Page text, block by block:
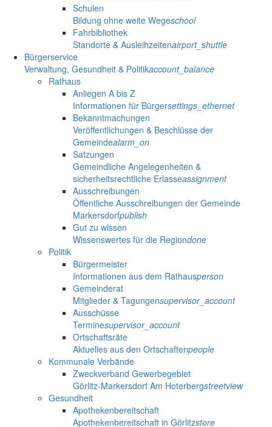
Schulen
Bildung ohne weite Wegeschool
Fahrbibliothek
Standorte & Ausleihzeitenairport_shuttle
Bürgerservice
Verwaltung, Gesundheit & Politikaccount_balance
Rathaus
Anliegen A bis Z
Informationen für Bürgersettings_ethernet
Bekanntmachungen
Veröffentlichungen & Beschlüsse der
Gemeindealarm_on
Satzungen
Gemeindliche Angelegenheiten &
sicherheitsrechtliche Erlasseassignment
Ausschreibungen
Öffentliche Ausschreibungen der Gemeinde
Markersdorfpublish
Gut zu wissen
Wissenswertes für die Regiondone
Politik
Bürgermeister
Informationen aus dem Rathausperson
Gemeinderat
Mitglieder & Tagungensupervisor_account
Ausschüsse
Terminesupervisor_account
Ortschaftsräte
Aktuelles aus den Ortschaftenpeople
Kommunale Verbände
Zweckverband Gewerbegebiet
Görlitz-Markersdorf Am Hoterbergstreetview
Gesundheit
Apothekenbereitschaft
Apothekenbereitschaft in Görlitzstore